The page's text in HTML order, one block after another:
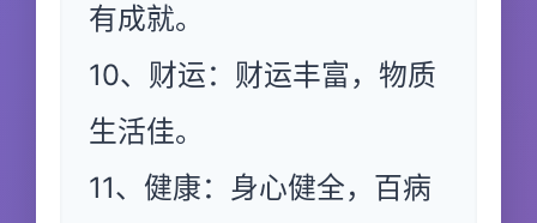
有成就。
10、财运：财运丰富，物质
生活佳。
11、健康：身心健全，百病